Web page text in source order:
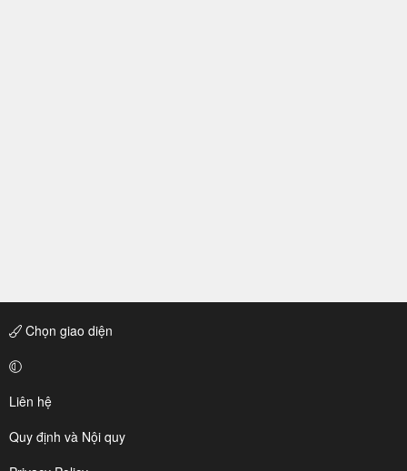
Chọn giao diện
Liên hệ
Quy định và Nội quy